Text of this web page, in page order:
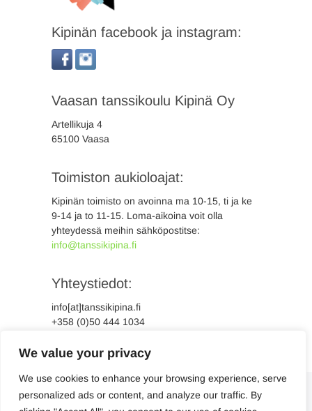
We value your privacy
We use cookies to enhance your browsing experience, serve
personalized ads or content, and analyze our traffic. By
Kipinän facebook ja instagram:
Vaasan tanssikoulu Kipinä Oy
Artellikuja 4
65100 Vaasa
Toimiston aukioloajat:
Kipinän toimisto on avoinna ma 10-15, ti ja ke
9-14 ja to 11-15. Loma-aikoina voit olla
yhteydessä meihin sähköpostitse:
info@tanssikipina.fi
Yhteystiedot:
info[at]tanssikipina.fi
+358 (0)50 444 1034